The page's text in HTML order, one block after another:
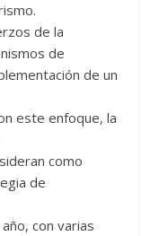
de la
de
de un
este enfoque, la
como
de
con varias